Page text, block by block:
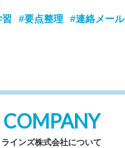
習 #要点整理 #連絡メール
COMPANY
ラインズ株式会社について